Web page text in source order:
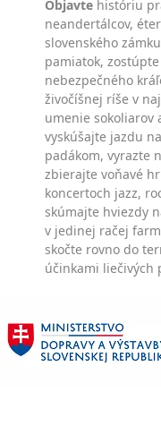
Objavte históriu
neandertálcov,
slovenského
pamiatok,
nebezpečného
živočíšnej ríše v
umenie sokoliarov
vyskúšajte jazdu
padákom, vyrazte
zbierajte voňavé
koncertoch jazz,
skúmajte hviezdy
v jedinej račej
skočte rovno do
účinkami liečivých